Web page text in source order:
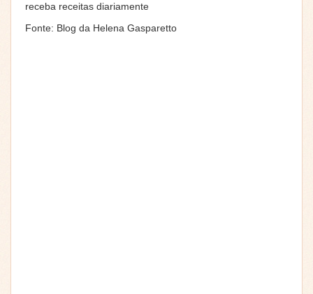
receba receitas diariamente
Fonte: Blog da Helena Gasparetto